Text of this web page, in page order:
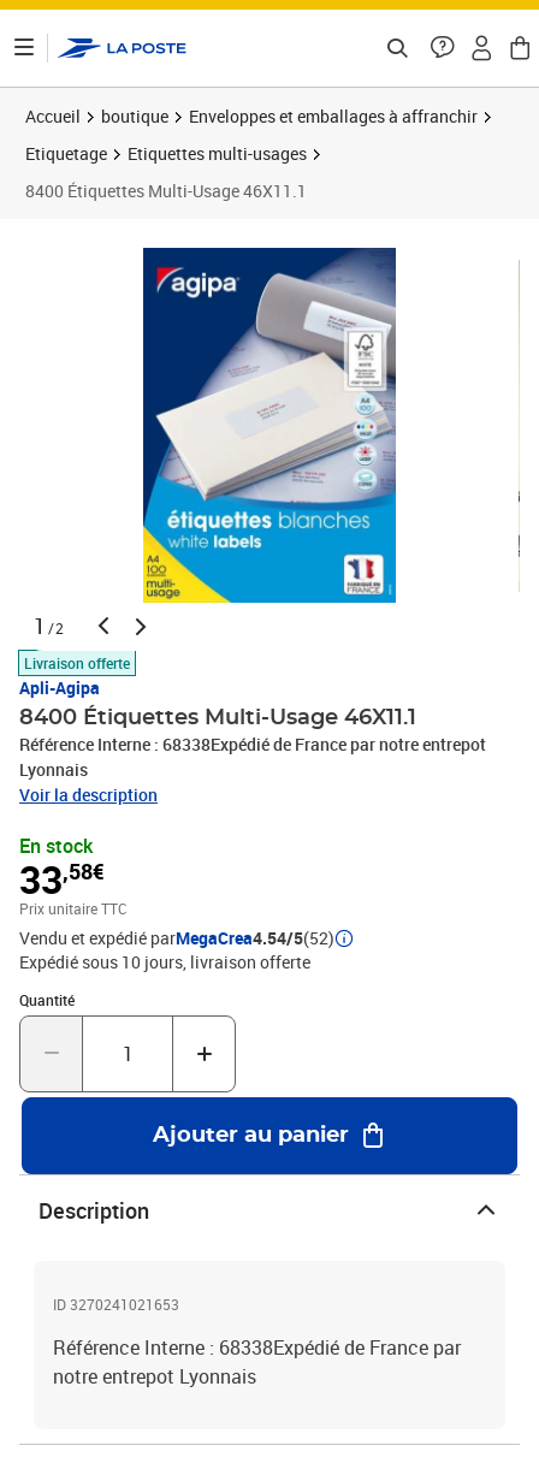
Accueil boutique
Enveloppes et emballages à affranchir
Etiquetage
Etiquettes multi-usages
8400 Étiquettes Multi-Usage 46X11.1
1 /2
Livraison offerte
Apli-Agipa
8400 Étiquettes Multi-Usage 46X11.1
Référence Interne : 68338Expédié de France par notre entrepot
Lyonnais
Voir la description
En stock
33,58€
Prix unitaire TTC
Vendu et expédié parMegaCrea4.54/5(52)
Expédié sous 10 jours livraison offerte
Quantité
Quantité : 1
Ajouter au panier
Description
ID 3270241021653
Référence Interne : 68338Expédié de France par
notre entrepot Lyonnais